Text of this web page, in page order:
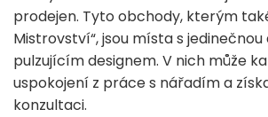
prodejen. Tyto obchody, kterým
Mistrovství“, jsou místa s
pulzujícím designem. V nich může
uspokojení z práce s nářadím a
konzultaci.